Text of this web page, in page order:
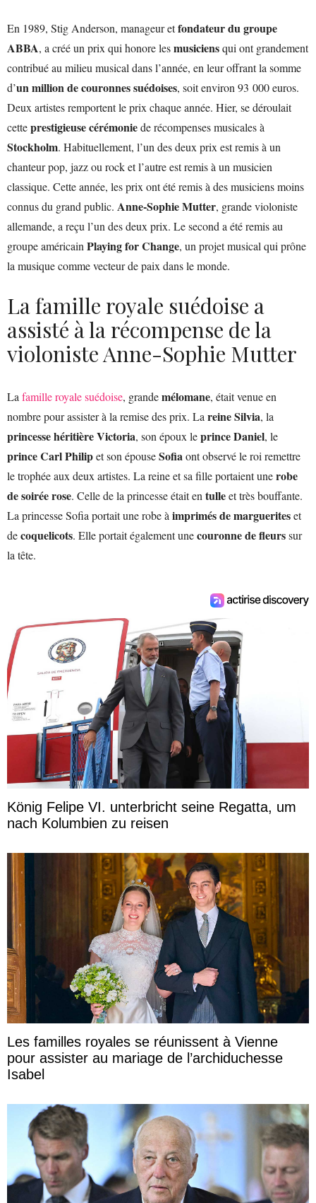
En 1989, Stig Anderson, manageur etfondateur du groupe
ABBA, a créé un prix qui honore lesmusiciensqui ont grandement
contribué au milieu musical dans l’année, en leur offrant la somme
d’un million de couronnes suédoises, soit environ 93 000 euros.
Deux artistes remportent le prix chaque année. Hier, se déroulait
cetteprestigieuse cérémoniede récompenses musicales à
Stockholm. Habituellement, l’un des deux prix est remis à un
chanteur pop, jazz ou rock et l’autre est remis à un musicien
classique. Cette année, les prix ont été remis à des musiciens moins
connus du grand public. Anne-Sophie Mutter, grande violoniste
allemande, a reçu l’un des deux prix. Le second a été remis au
groupe américain Playing for Change, un projet musical qui prône
la musique comme vecteur de paix dans le monde.
La famille royale suédoise a
assisté à la récompense de la
violoniste Anne-Sophie Mutter
La famille royale suédoise, grandemélomane, était venue en
nombre pour assister à la remise des prix. La reine Silvia, la
princesse héritière Victoria, son époux leprince Daniel, le
prince Carl Philipet son épouseSofiaont observé le roi remettre
le trophée aux deux artistes. La reine et sa fille portaient unerobe
de soirée rose. Celle de la princesse était en tulleet très bouffante.
La princesse Sofia portait une robe à imprimés de margueriteset
decoquelicots. Elle portait également unecouronne de fleurssur
la tête.
König Felipe VI. unterbricht seine Regatta, um
nach Kolumbien zu reisen
Les familles royales se réunissent à Vienne
pour assister au mariage de l’archiduchesse
Isabel